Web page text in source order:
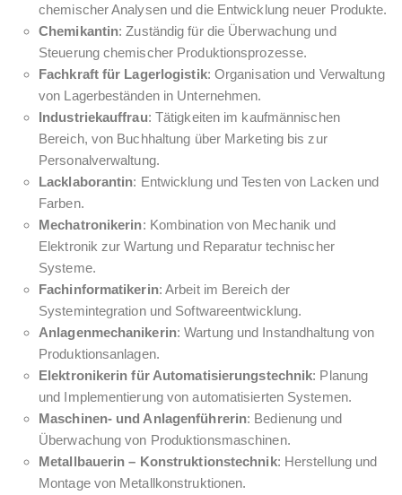
chemischer Analysen und die Entwicklung neuer Produkte.
Chemikantin: Zuständig für die Überwachung und
Steuerung chemischer Produktionsprozesse.
Fachkraft für Lagerlogistik: Organisation und Verwaltung
von Lagerbeständen in Unternehmen.
Industriekauffrau: Tätigkeiten im kaufmännischen
Bereich, von Buchhaltung über Marketing bis zur
Personalverwaltung.
Lacklaborantin: Entwicklung und Testen von Lacken und
Farben.
Mechatronikerin: Kombination von Mechanik und
Elektronik zur Wartung und Reparatur technischer
Systeme.
Fachinformatikerin: Arbeit im Bereich der
Systemintegration und Softwareentwicklung.
Anlagenmechanikerin: Wartung und Instandhaltung von
Produktionsanlagen.
Elektronikerin für Automatisierungstechnik: Planung
und Implementierung von automatisierten Systemen.
Maschinen- und Anlagenführerin: Bedienung und
Überwachung von Produktionsmaschinen.
Metallbauerin – Konstruktionstechnik: Herstellung und
Montage von Metallkonstruktionen.